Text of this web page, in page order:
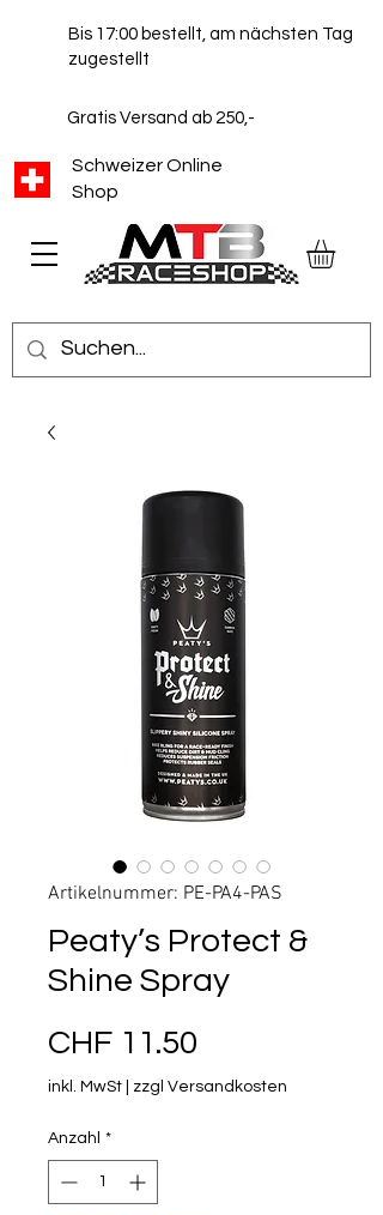
Schweizer Online
Shop
Bis 17:00 bestellt, am nächsten Tag
zugestellt
Gratis Versand ab 250,-
Artikelnummer: PE-PA4-PAS
Peaty’s Protect &
Shine Spray
CHF 11.50
inkl. MwSt zzgl Versandkosten
Anzahl *